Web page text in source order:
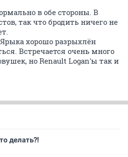
в обе стороны. В
так что бродить ничего не
хорошо разрыхлён
Встречается очень много
но Renault Logan'ы так и
делать?!